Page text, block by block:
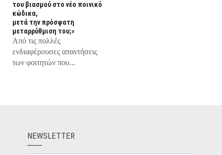
του βιασμού στο νέο ποινικό
κώδικα,
μετά την πρόσφατη
μεταρρύθμιση του;»
Από τις πολλές
ενδιαφέρουσες απαντήσεις
των φοιτητών που...
ΝEWSLETTER